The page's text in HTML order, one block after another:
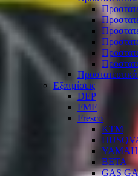
Εξατμίσεις
DEP
FMF
Fresco
KTM
BETA
GAS